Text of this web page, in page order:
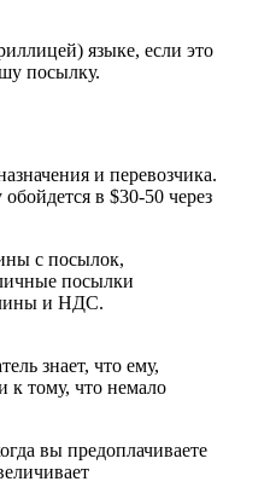
языке, если это
посылку.
и перевозчика.
в $30-50 через
с посылок,
посылки
и НДС.
знает, что ему,
тому, что немало
вы предоплачиваете